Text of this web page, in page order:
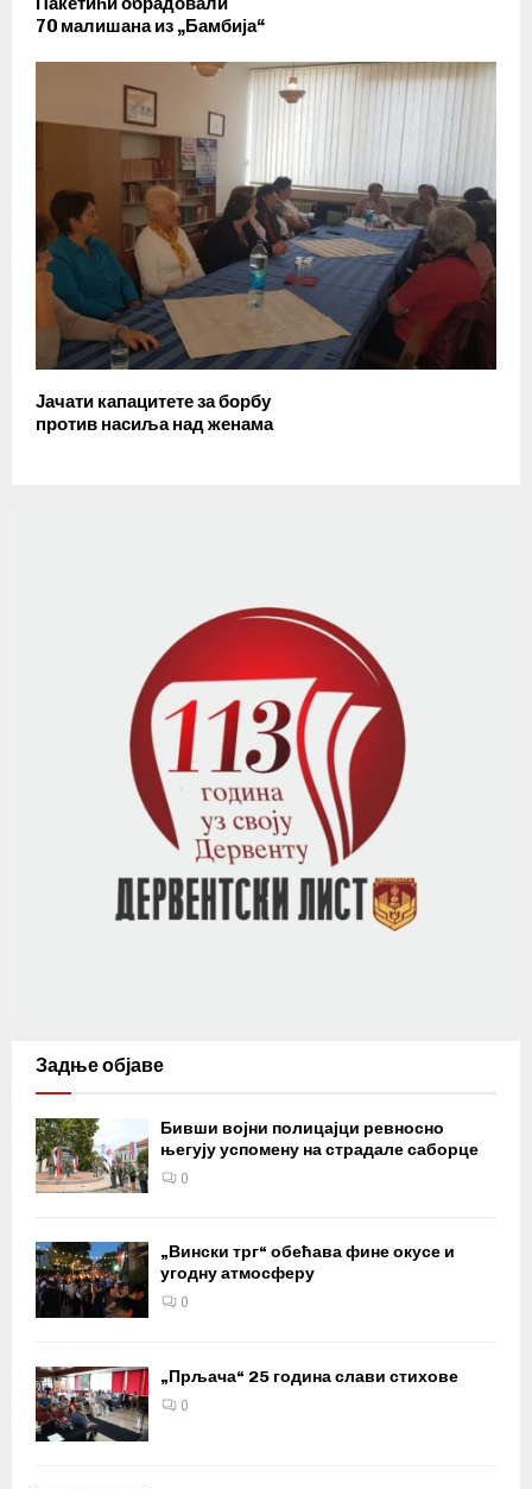
70 малишана из „Бамбија“
Јачати капацитете за борбу
против насиља над женама
Задње објаве
Бивши војни полицајци ревносно
његују успомену на страдале саборце
0
„Вински трг“ обећава фине окусе и
угодну атмосферу
0
„Прљача“ 25 година слави стихове
0